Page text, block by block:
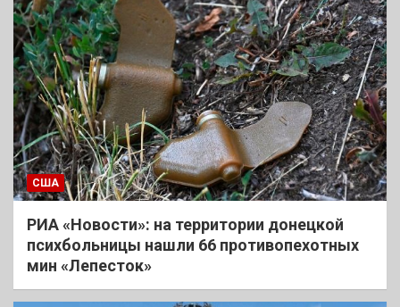
США
РИА «Новости»: на территории донецкой
психбольницы нашли 66 противопехотных
мин «Лепесток»